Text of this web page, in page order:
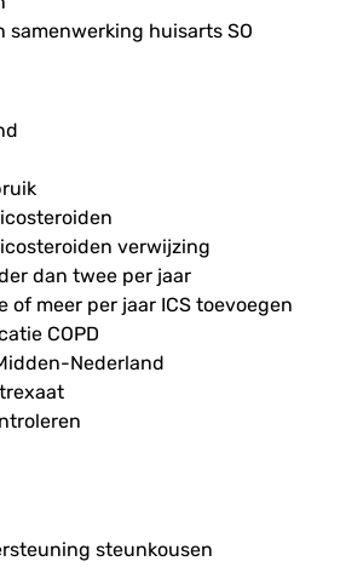
samenwerking huisarts SO
verwijzing
dan twee per jaar
of meer per jaar ICS toevoegen
COPD
Nederland
steunkousen